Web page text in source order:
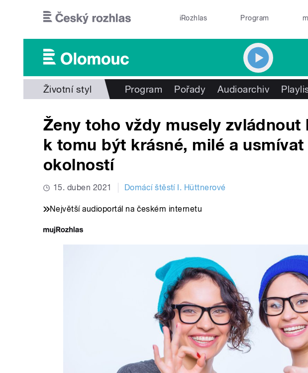
iRozhlas Program
Životní styl Program Pořady Audioarchiv
Ženy toho vždy musely zvládnout
k tomu být krásné, milé a
okolností
15. duben 2021 Domácí štěstí I. Hüttnerové
Největší audioportál na českém internetu